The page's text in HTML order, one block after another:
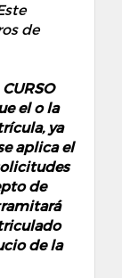
de
el o la
ya
aplica el
de
de la